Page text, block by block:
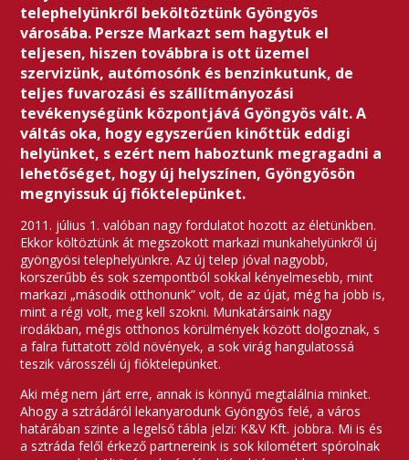
telephelyünkről beköltöztünk Gyöngyös
városába. Persze Markazt sem hagytuk el
teljesen, hiszen továbbra is ott üzemel
szervizünk, autómosónk és benzinkutunk, de
teljes fuvarozási és szállítmányozási
tevékenységünk központjává Gyöngyös vált. A
váltás oka, hogy egyszerűen kinőttük eddigi
helyünket, s ezért nem haboztunk megragadni a
lehetőséget, hogy új helyszínen, Gyöngyösön
megnyissuk új fióktelepünket.
2011. július 1. valóban nagy fordulatot hozott az életünkben.
Ekkor költöztünk át megszokott markazi munkahelyünkről új
gyöngyösi telephelyünkre. Az új telep jóval nagyobb,
korszerűbb és sok szempontból sokkal kényelmesebb, mint
markazi „második otthonunk” volt, de az újat, még ha jobb is,
mint a régi volt, meg kell szokni. Munkatársaink nagy
irodákban, mégis otthonos körülmények között dolgoznak, s
a falra futtatott zöld növények, a sok virág hangulatossá
teszik városszéli új fióktelepünket.
Aki még nem járt erre, annak is könnyű megtalálnia minket.
Ahogy a sztrádáról lekanyarodunk Gyöngyös felé, a város
határában szinte a legelső tábla jelzi: K&V Kft. jobbra. Mi is és
a sztráda felől érkező partnereink is sok kilométert spórolnak